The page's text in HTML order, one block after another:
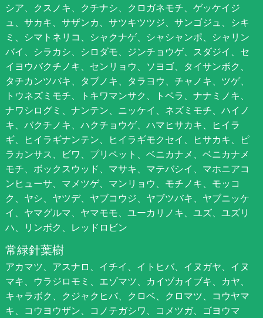
シア、クスノキ、クチナシ、クロガネモチ、ゲッケイジ
ュ、サカキ、サザンカ、サツキツツジ、サンゴジュ、シキ
ミ、シマトネリコ、シャクナゲ、シャシャンポ、シャリン
バイ、シラカシ、シロダモ、ジンチョウゲ、スダジイ、セ
イヨウバクチノキ、センリョウ、ソヨゴ、タイサンボク、
タチカンツバキ、タブノキ、タラヨウ、チャノキ、ツゲ、
トウネズミモチ、トキワマンサク、トベラ、ナナミノキ、
ナワシログミ、ナンテン、ニッケイ、ネズミモチ、ハイノ
キ、バクチノキ、ハクチョウゲ、ハマヒサカキ、ヒイラ
ギ、ヒイラギナンテン、ヒイラギモクセイ、ヒサカキ、ピ
ラカンサス、ビワ、プリペット、ベニカナメ、ベニカナメ
モチ、ボックスウッド、マサキ、マテバシイ、マホニアコ
ンヒューサ、マメツゲ、マンリョウ、モチノキ、モッコ
ク、ヤシ、ヤツデ、ヤブコウジ、ヤブツバキ、ヤブニッケ
イ、ヤマグルマ、ヤマモモ、ユーカリノキ、ユズ、ユズリ
ハ、リンボク、レッドロビン
常緑針葉樹
アカマツ、アスナロ、イチイ、イトヒバ、イヌガヤ、イヌ
マキ、ウラジロモミ、エゾマツ、カイヅカイブキ、カヤ、
キャラボク、クジャクヒバ、クロベ、クロマツ、コウヤマ
キ、コウヨウザン、コノテガシワ、コメツガ、ゴヨウマ